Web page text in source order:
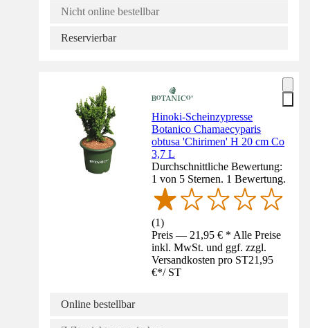
Nicht online bestellbar
Reservierbar
Hinoki-Scheinzypresse
Botanico Chamaecyparis
obtusa 'Chirimen' H 20 cm Co
3,7 L
Durchschnittliche Bewertung:
1 von 5 Sternen. 1 Bewertung.
(1)
Preis — 21,95 € * Alle Preise
inkl. MwSt. und ggf. zzgl.
Versandkosten pro ST21,95
€*/ ST
Online bestellbar